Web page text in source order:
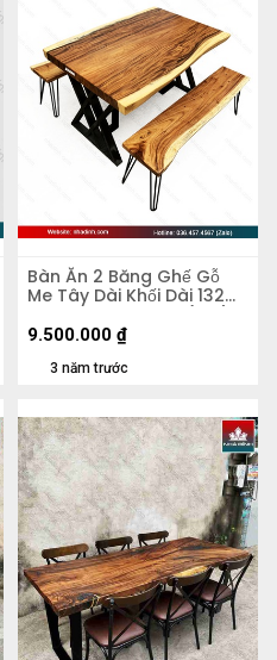
Bàn Ăn 2 Băng Ghế Gỗ
Me Tây Dài Khối Dài 132
Rộng 88-89 Dày 7 (cm)
3 năm trước
9.500.000 ₫